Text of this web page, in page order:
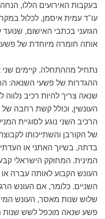
בעקבות האירועים הללו,
עו"ד עמית איסמן, לכלול
הגזעני בכתבי האישום,
אותה חומרה מיוחדת של
נתחיל מההתחלה. קיימים
ההגדרות של פשעי השנאה:
שנאה צריך להיות רכיב
העונשין, וכולל קשת רחבה של
הרכיב השני נוגע לסוגיית
של הקורבן והשתייכותו
בדתה, בשיוך האתני או
המינית. המחוקק הישראלי
העונש הקבוע לאותה עברה
השניים. כלומר, אם העונש
שלוש שנות מאסר, העונש
פשע שנאה מוכפל לשש שנות